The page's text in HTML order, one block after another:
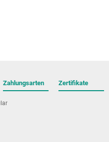
Zahlungsarten Zertifikate